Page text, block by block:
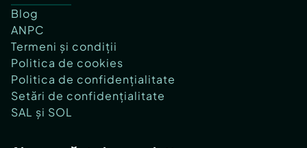
Blog
ANPC
Termeni și condiții
Politica de cookies
Politica de confidențialitate
Setări de confidențialitate
SAL și SOL